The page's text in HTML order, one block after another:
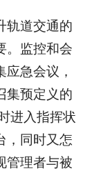
道交通的
。监控和会
急会议，
集预定义的
进入指挥状
，同时又怎
管理者与被